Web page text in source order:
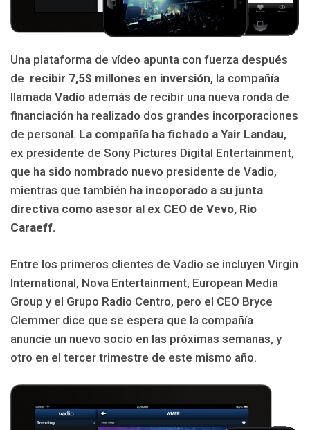
Una plataforma de vídeo apunta con fuerza después
de recibir 7,5$ millones en inversión, la compañía
llamada Vadio además de recibir una nueva ronda de
financiación ha realizado dos grandes incorporaciones
de personal. La compañía ha fichado a Yair Landau,
ex presidente de Sony Pictures Digital Entertainment,
que ha sido nombrado nuevo presidente de Vadio,
mientras que también ha incoporado a su junta
directiva como asesor al ex CEO de Vevo, Rio
Caraeff.
Entre los primeros clientes de Vadio se incluyen Virgin
International, Nova Entertainment, European Media
Group y el Grupo Radio Centro, pero el CEO Bryce
Clemmer dice que se espera que la compañía
anuncie un nuevo socio en las próximas semanas, y
otro en el tercer trimestre de este mismo año.